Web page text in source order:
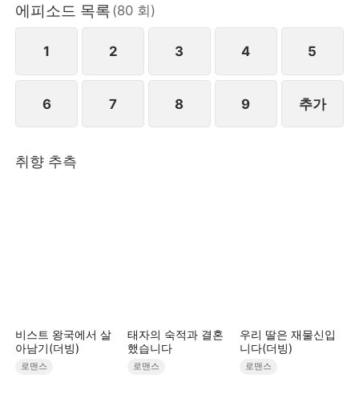
에피소드 목록 (80 회)
1 2 3 4 5
6 7 8 9 추가
취향 추측
비스트 왕국에서 살
아남기(더빙)
로맨스
태자의 숙적과 결혼
했습니다
로맨스
우리 딸은 재물신입
니다(더빙)
로맨스